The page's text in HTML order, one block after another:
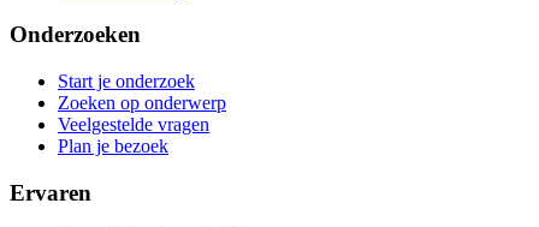
Onderzoeken
Start je onderzoek
Zoeken op onderwerp
Veelgestelde vragen
Plan je bezoek
Ervaren